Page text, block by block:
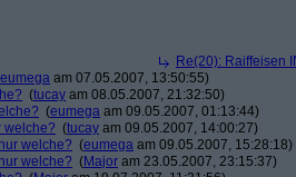
Re(20): Raiffeisen
eumega am 07.05.2007, 13:50:55)
(tucay am 08.05.2007, 21:32:50)
(eumega am 09.05.2007, 01:13:44)
welche? (tucay am 09.05.2007, 14:00:27)
welche? (eumega am 09.05.2007, 15:28:18)
welche? (Major am 23.05.2007, 23:15:37)